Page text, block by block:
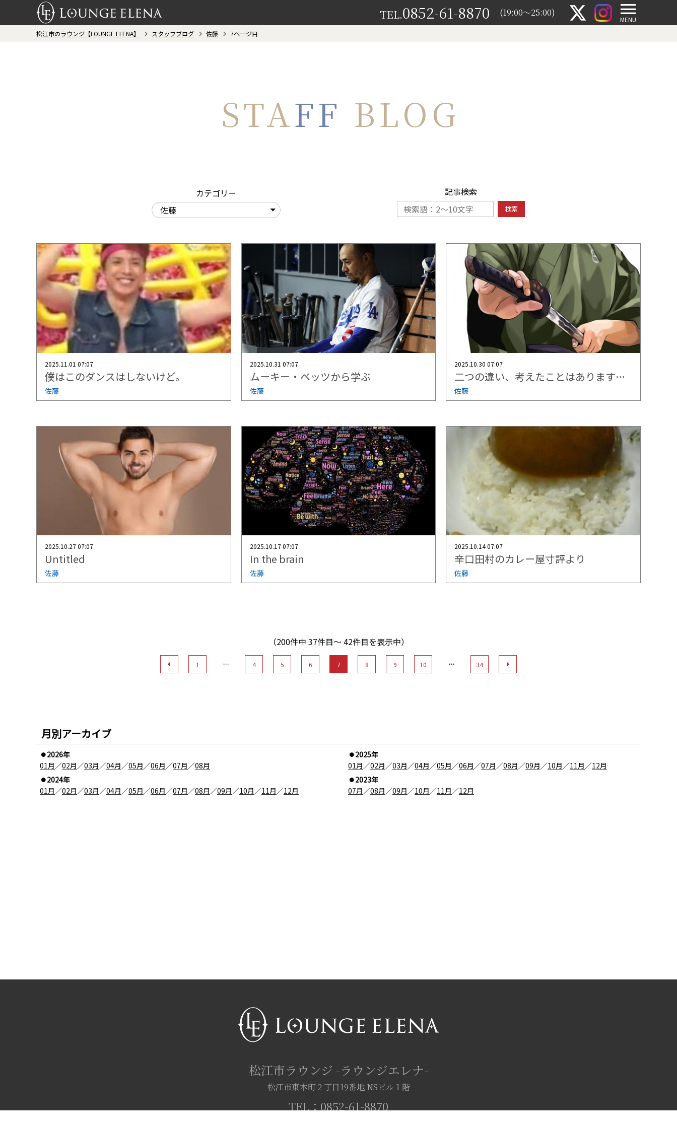
MENU
(19:00～25:00)
TEL.0852-61-8870
松江市のラウンジ【LOUNGE ELENA】 スタッフブログ 佐藤 7ページ目
STAFF BLOG
カテゴリー 記事検索
検索
2025.11.01 07:07
僕はこのダンスはしないけど。
佐藤
2025.10.31 07:07
ムーキー・ベッツから学ぶ
佐藤
2025.10.30 07:07
二つの違い、考えたことはありますか？
佐藤
2025.10.27 07:07
Untitled
佐藤
2025.10.17 07:07
In the brain
佐藤
2025.10.14 07:07
辛口田村のカレー屋寸評より
佐藤
（200件中 37件目〜 42件目を表示中）
1 … 4 5 6 7 8 9 10 … 34
月別アーカイブ
2026年
01月 ／02月 ／03月 ／04月 ／05月 ／06月 ／07月 ／08月
2025年
01月 ／02月 ／03月 ／04月 ／05月 ／06月 ／07月 ／08月 ／09月 ／10月 ／11月 ／12月
2024年
01月 ／02月 ／03月 ／04月 ／05月 ／06月 ／07月 ／08月 ／09月 ／10月 ／11月 ／12月
2023年
07月 ／08月 ／09月 ／10月 ／11月 ／12月
松江市ラウンジ -ラウンジエレナ-
松江市東本町２丁目19番地 NSビル１階
TEL： 0852-61-8870